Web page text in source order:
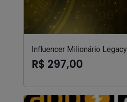
Influencer Milionário Legacy
R$ 297,00